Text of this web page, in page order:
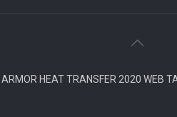
ARMOR HEAT TRANSFER 2020 WEB